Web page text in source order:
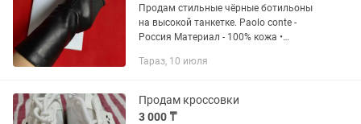
Продам стильные чёрные ботильоны
на высокой танкетке. Paolo conte -
Россия Материал - 100% кожа •
протектором Очень удобные за счёт
Тараз, 10 июля
Продам кроссовки
3 000 ₸